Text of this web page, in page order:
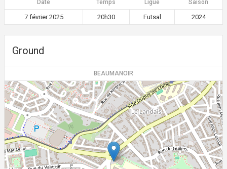
Date Temps Ligue Saison
7 février 2025 20h30 Futsal 2024
Ground
BEAUMANOIR